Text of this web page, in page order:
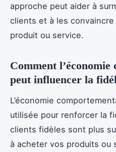
approche peut aider à
clients et à les
produit ou service.
Comment
peut influencer la
L’économie
utilisée pour renforcer la
clients fidèles sont plus
à acheter vos produits ou